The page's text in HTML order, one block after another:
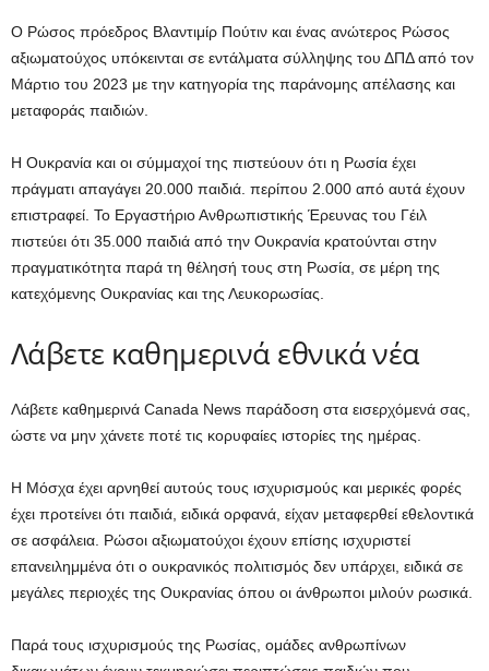
Ο Ρώσος πρόεδρος Βλαντιμίρ Πούτιν και ένας ανώτερος Ρώσος
αξιωματούχος υπόκεινται σε εντάλματα σύλληψης του ΔΠΔ από τον
Μάρτιο του 2023 με την κατηγορία της παράνομης απέλασης και
μεταφοράς παιδιών.
Η Ουκρανία και οι σύμμαχοί της πιστεύουν ότι η Ρωσία έχει
πράγματι απαγάγει 20.000 παιδιά. περίπου 2.000 από αυτά έχουν
επιστραφεί. Το Εργαστήριο Ανθρωπιστικής Έρευνας του Γέιλ
πιστεύει ότι 35.000 παιδιά από την Ουκρανία κρατούνται στην
πραγματικότητα παρά τη θέλησή τους στη Ρωσία, σε μέρη της
κατεχόμενης Ουκρανίας και της Λευκορωσίας.
Λάβετε καθημερινά εθνικά νέα
Λάβετε καθημερινά Canada News παράδοση στα εισερχόμενά σας,
ώστε να μην χάνετε ποτέ τις κορυφαίες ιστορίες της ημέρας.
Η Μόσχα έχει αρνηθεί αυτούς τους ισχυρισμούς και μερικές φορές
έχει προτείνει ότι παιδιά, ειδικά ορφανά, είχαν μεταφερθεί εθελοντικά
σε ασφάλεια. Ρώσοι αξιωματούχοι έχουν επίσης ισχυριστεί
επανειλημμένα ότι ο ουκρανικός πολιτισμός δεν υπάρχει, ειδικά σε
μεγάλες περιοχές της Ουκρανίας όπου οι άνθρωποι μιλούν ρωσικά.
Παρά τους ισχυρισμούς της Ρωσίας, ομάδες ανθρωπίνων